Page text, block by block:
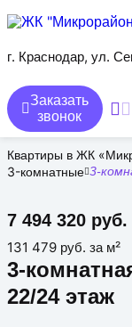
содержанию
г. Краснодар, ул.
Заказать
звонок
Квартиры в ЖК
3-комнатные 3-
3-
22/24 этаж
7 494 320 руб.
131 479 руб. за м²